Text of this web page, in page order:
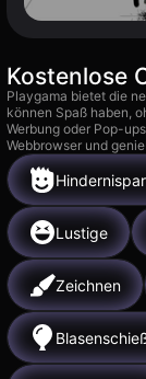
Kostenlose
Playgama bietet die
können Spaß haben,
Werbung oder Pop-
Webbrowser und
Lustige
Zeichnen